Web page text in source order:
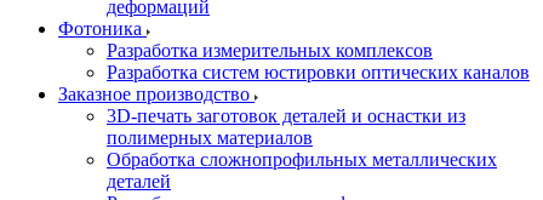
деформаций
Фотоника
Разработка измерительных комплексов
Разработка систем юстировки оптических каналов
Заказное производство
3D-печать заготовок деталей и оснастки из
полимерных материалов
Обработка сложнопрофильных металлических
деталей